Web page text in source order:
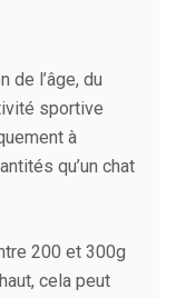
de l’âge, du
sportive
à
qu’un chat
200 et 300g
cela peut